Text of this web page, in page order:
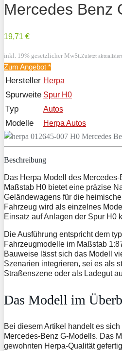
Mercedes Benz
19,71 €
inkl. 19% gesetzlicher MwSt. Zuletzt
Zum Angebot *
Hersteller Herpa
Spurweite Spur H0
Typ Autos
Modelle Herpa Autos
Beschreibung
Das Herpa Modell des
Maßstab H0 bietet eine präzise
Geländewagens für die
Fahrzeug wird als einzelnes
Einsatz auf Anlagen der Spur H0
Die Ausführung entspricht dem
Fahrzeugmodelle im Maßstab
Bauweise lässt sich das Modell
Szenarien integrieren, sei es als
Straßenszene oder als Ladegut
Das Modell im
Bei diesem Artikel handelt es
Mercedes-Benz G-Modells. Das
gewohnten Herpa-Qualität